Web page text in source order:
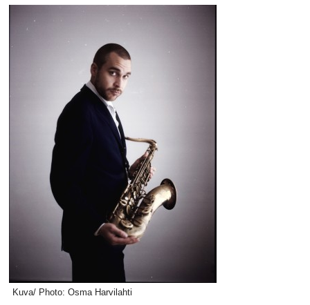
Kuva/ Photo: Osma Harvilahti